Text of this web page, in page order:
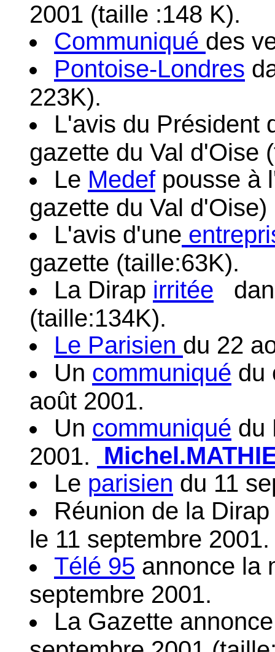
2001 (taille :148 K).
Communiqué des
Pontoise-Londres
223K).
L'avis du Président
gazette du Val d'Oise
Le Medefpousse à
gazette du Val
L'avis d'une
gazette (taille:63K).
La Dirap irritée
(taille:134K).
Le Parisien du 22
Un communiqué du
août 2001.
Un communiqué du
2001.
Le parisien du 11
Réunion de la
le 11 septembre 2001.
Télé 95 annonce la
septembre 2001.
La Gazette